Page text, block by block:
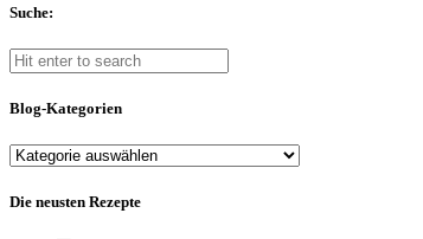
Suche:
Blog-Kategorien
Blog-
Die neusten Rezepte